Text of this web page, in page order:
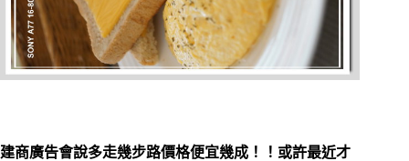
建商廣告會說多走幾步路價格便宜幾成！！或許最近才